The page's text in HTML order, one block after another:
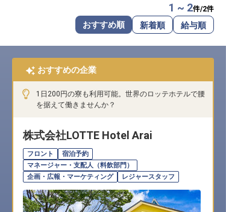
転職サポートに申し込む
採用をお考えの企業様へ
1 ~ 2件/2件
おすすめ順 新着順 給与順
おすすめの企業
1日200円の寮も利用可能。世界のロッテホテルで腰
を据えて働きませんか？
株式会社LOTTE Hotel Arai
フロント
宿泊予約
マネージャー・支配人（料飲部門）
企画・広報・マーケティング
レジャースタッフ